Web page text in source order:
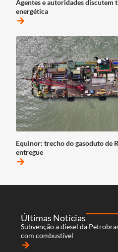
Agentes e autoridades discutem
energética
arrow_forward
Equinor: trecho do gasoduto de
entregue
arrow_forward
Últimas Notícias
Subvenção a diesel da
com combustível
arrow_forward